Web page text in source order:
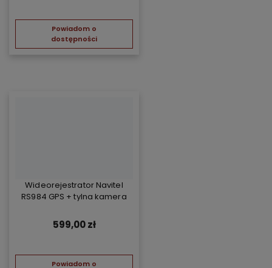
Powiadom o
dostępności
Wideorejestrator Navitel
RS984 GPS + tylna kamera
599,00 zł
Powiadom o